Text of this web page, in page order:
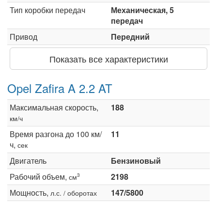
Тип коробки передач
Механическая, 5
передач
Привод
Передний
Показать все характеристики
Opel Zafira A 2.2 AT
Максимальная скорость,
км/ч
188
Время разгона до 100 км/
ч, сек
11
Двигатель
Бензиновый
Рабочий объем, см3
2198
Мощность, л.с. / оборотах
147/5800